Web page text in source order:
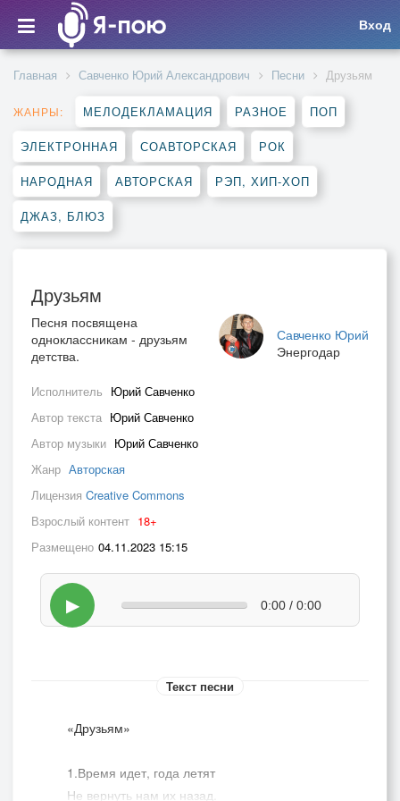
Вход
Главная Савченко Юрий Александрович Песни Друзьям
ЖАНРЫ: МЕЛОДЕКЛАМАЦИЯ РАЗНОЕ ПОП
ЭЛЕКТРОННАЯ СОАВТОРСКАЯ РОК
НАРОДНАЯ АВТОРСКАЯ РЭП, ХИП-ХОП
ДЖАЗ, БЛЮЗ
Друзьям
Савченко Юрий
Энергодар
Песня посвящена
одноклассникам - друзьям
детства.
Исполнитель Юрий Савченко
Автор текста Юрий Савченко
Автор музыки Юрий Савченко
Жанр Авторская
Лицензия Creative Commons
Взрослый контент 18+
Размещено 04.11.2023 15:15
▶ 0:00 / 0:00
Текст песни
«Друзьям»
1.Время идет, года летят
Не вернуть нам их назад.